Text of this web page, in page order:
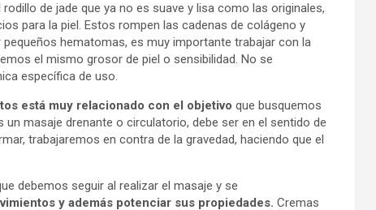
de jade que ya no es suave y lisa como las originales,
para la piel. Estos rompen las cadenas de colágeno y
hematomas, es muy importante trabajar con la
el mismo grosor de piel o sensibilidad. No se
específica de uso.
está muy relacionado con el objetivo que busquemos
masaje drenante o circulatorio, debe ser en el sentido de
trabajaremos en contra de la gravedad, haciendo que el
debemos seguir al realizar el masaje y se
y además potenciar sus propiedades. Cremas